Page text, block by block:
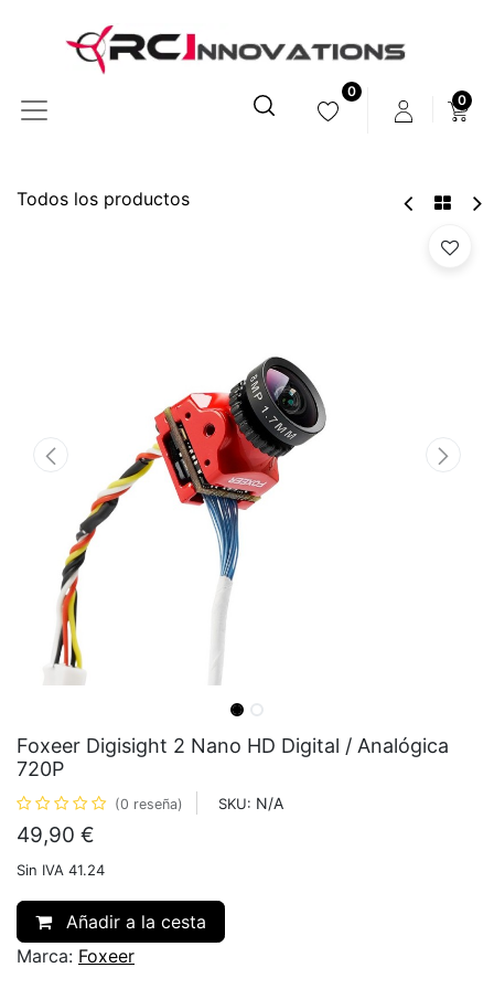
0
0
Todos los productos
Foxeer Digisight 2 Nano HD Digital / Analógica
720P
(0 reseña) SKU: N/A
49,90 €
Sin IVA 41.24
Añadir a la cesta
Marca: Foxeer